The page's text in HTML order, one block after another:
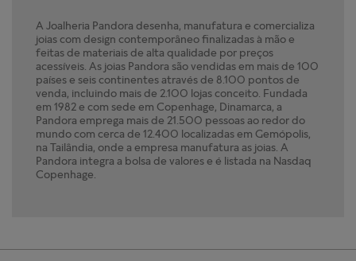
A Joalheria Pandora desenha, manufatura e comercializa
joias com design contemporâneo finalizadas à mão e
feitas de materiais de alta qualidade por preços
acessíveis. As joias Pandora são vendidas em mais de 100
países e seis continentes através de 8.100 pontos de
venda, incluindo mais de 2.100 lojas conceito. Fundada
em 1982 e com sede em Copenhage, Dinamarca, a
Pandora emprega mais de 21.500 pessoas ao redor do
mundo com cerca de 12.400 localizadas em Gemópolis,
na Tailândia, onde a empresa manufatura as joias. A
Pandora integra a bolsa de valores e é listada na Nasdaq
Copenhage.